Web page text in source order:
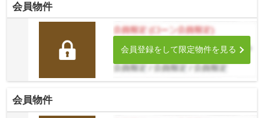
会員物件
会員登録をして限定物件を見る
会員物件